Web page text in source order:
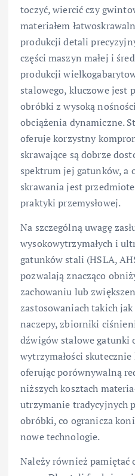
toczyć, wiercić czy
materiałem
produkcji detali
części maszyn małej i
produkcji
stalowego, kluczowe jest
obróbki z wysoką
obciążenia dynamiczne.
oferuje korzystny
skrawające są dobrze
spektrum jej gatunków, a
skrawania jest
praktyki przemysłowej.
Na szczególną uwagę
wysokowytrzymałych i
gatunków stali (HSLA,
pozwalają znacząco
zachowaniu lub
zastosowaniach takich
naczepy, zbiorniki
dźwigów stalowe gatunki
wytrzymałości
oferując porównywalną
niższych kosztach
utrzymanie tradycyjnych
obróbki, co ogranicza
nowe technologie.
Należy również pamiętać